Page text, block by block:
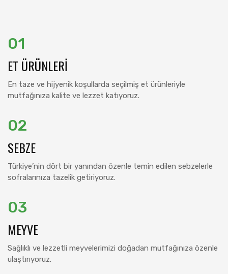
01
ET ÜRÜNLERI
En taze ve hijyenik koşullarda seçilmiş et ürünleriyle
mutfağınıza kalite ve lezzet katıyoruz.
02
SEBZE
Türkiye’nin dört bir yanından özenle temin edilen sebzelerle
sofralarınıza tazelik getiriyoruz.
03
MEYVE
Sağlıklı ve lezzetli meyvelerimizi doğadan mutfağınıza özenle
ulaştırıyoruz.